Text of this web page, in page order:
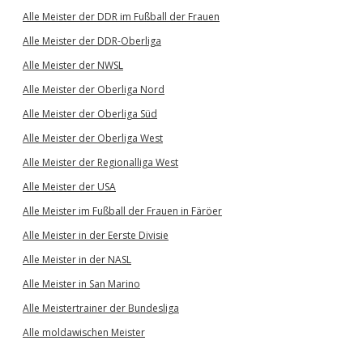
Alle Meister der DDR im Fußball der Frauen
Alle Meister der DDR-Oberliga
Alle Meister der NWSL
Alle Meister der Oberliga Nord
Alle Meister der Oberliga Süd
Alle Meister der Oberliga West
Alle Meister der Regionalliga West
Alle Meister der USA
Alle Meister im Fußball der Frauen in Färöer
Alle Meister in der Eerste Divisie
Alle Meister in der NASL
Alle Meister in San Marino
Alle Meistertrainer der Bundesliga
Alle moldawischen Meister